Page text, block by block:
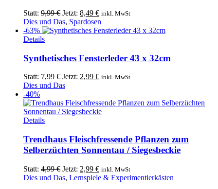
Statt: 9,99€ Ursprünglicher
Preis
war:
Jetzt: 8,49 €Aktueller
Preis
ist:
inkl. MwSt
Dies und Das, Spardosen
-63%
Details
Synthetisches Fensterleder 43 x 32cm
Statt: 7,99€ Ursprünglicher
Preis
7,99 €
Jetzt: 2,99 €Aktueller
2,99 €.
inkl. MwSt
Dies und Das
-40%
DetailsDieses
weist
mehrere
Varianten
Die
Optionen
Trendhaus Fleischfressende Pflanzen zum
Selberzüchten Sonnentau / Siegesbeckie
Statt: 4,99€ Ursprünglicher
Preis
Jetzt: 2,99 €Aktueller
Preis
inkl. MwSt
Dies und Das, Lernspiele & Experimentierkästen